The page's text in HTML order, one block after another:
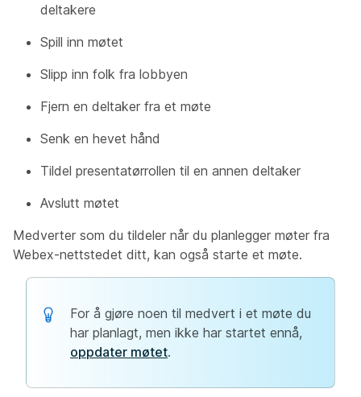
deltakere
Spill inn møtet
Slipp inn folk fra lobbyen
Fjern en deltaker fra et møte
Senk en hevet hånd
Tildel presentatørrollen til en annen deltaker
Avslutt møtet
Medverter som du tildeler når du planlegger møter fra
Webex-nettstedet ditt, kan også starte et møte.
For å gjøre noen til medvert i et møte du
har planlagt, men ikke har startet ennå,
oppdater møtet.